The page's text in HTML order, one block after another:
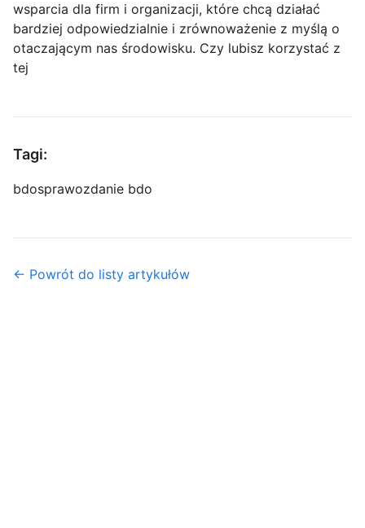
wsparcia dla firm i organizacji, które chcą działać
bardziej odpowiedzialnie i zrównoważenie z myślą o
otaczającym nas środowisku. Czy lubisz korzystać z
tej
Tagi:
bdosprawozdanie bdo
← Powrót do listy artykułów